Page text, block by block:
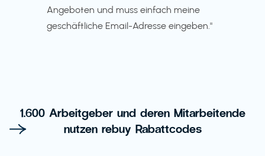
Angeboten und muss einfach meine
geschäftliche Email-Adresse eingeben."
1.600 Arbeitgeber und deren Mitarbeitende
nutzen rebuy Rabattcodes